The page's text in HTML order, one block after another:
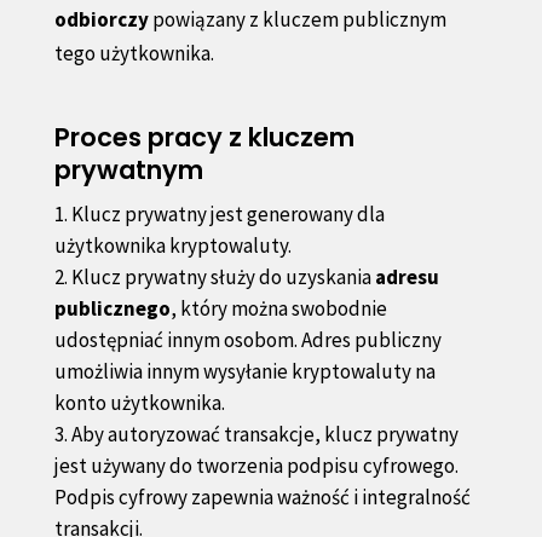
odbiorczypowiązany z kluczem publicznym
tego użytkownika.
Proces pracy z kluczem
prywatnym
Klucz prywatny jest generowany dla
użytkownika kryptowaluty.
Klucz prywatny służy do uzyskaniaadresu
publicznego, który można swobodnie
udostępniać innym osobom. Adres publiczny
umożliwia innym wysyłanie kryptowaluty na
konto użytkownika.
Aby autoryzować transakcje, klucz prywatny
jest używany do tworzenia podpisu cyfrowego.
Podpis cyfrowy zapewnia ważność i integralność
transakcji.